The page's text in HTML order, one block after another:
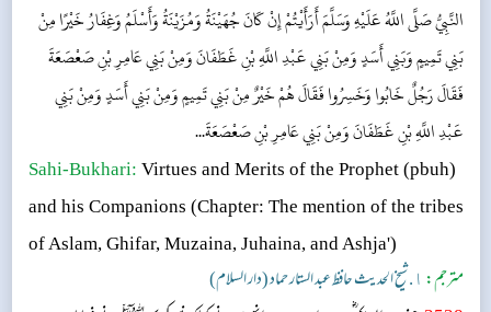
النَّبِيُّ صَلَّى اللَّهُ عَلَيْهِ وَسَلَّمَ أَرَأَيْتُمْ إِنْ كَانَ جُهَيْنَةُ وَمُزَيْنَةُ وَأَسْلَمُ وَغِفَارُ خَيْرًا مِنْ
بَنِي تَمِيمٍ وَبَنِي أَسَدٍ وَمِنْ بَنِي عَبْدِ اللَّهِ بْنِ غَطَفَانَ وَمِنْ بَنِي عَامِرِ بْنِ صَعْصَعَةَ
فَقَالَ رَجُلٌ خَابُوا وَخَسِرُوا فَقَالَ هُمْ خَيْرٌ مِنْ بَنِي تَمِيمٍ وَمِنْ بَنِي أَسَدٍ وَمِنْ بَنِي
عَبْدِ اللَّهِ بْنِ غَطَفَانَ وَمِنْ بَنِي عَامِرِ بْنِ صَعْصَعَةَ...
Sahi-Bukhari: Virtues and Merits of the Prophet (pbuh)
and his Companions (Chapter: The mention of the tribes
of Aslam, Ghifar, Muzaina, Juhaina, and Ashja')
مترجم: ١. شیخ الحدیث حافظ عبد الستار حماد (دار السلام)